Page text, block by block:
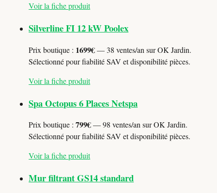
Voir la fiche produit
Silverline FI 12 kW Poolex
Prix boutique : 1699€— 38 ventes/an sur OK Jardin.
Sélectionné pour fiabilité SAV et disponibilité pièces.
Voir la fiche produit
Spa Octopus 6 Places Netspa
Prix boutique :799€— 98 ventes/an sur OK Jardin.
Sélectionné pour fiabilité SAV et disponibilité pièces.
Voir la fiche produit
Mur filtrant GS14 standard